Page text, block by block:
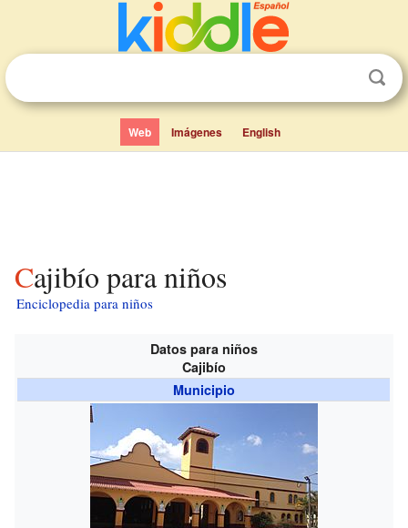
Web Imágenes English
Cajibío para niños
Enciclopedia para niños
Datos para niños
Cajibío
Municipio